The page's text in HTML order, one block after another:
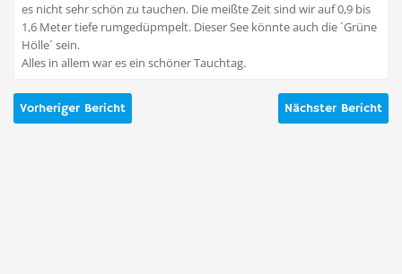
es nicht sehr schön zu tauchen. Die meißte Zeit sind wir auf 0,9 bis
1,6 Meter tiefe rumgedüpmpelt. Dieser See könnte auch die ´Grüne
Hölle´ sein.
Alles in allem war es ein schöner Tauchtag.
Nächster Bericht
Vorheriger Bericht